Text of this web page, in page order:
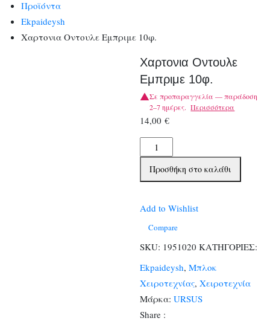
Προϊόντα
Ekpaideysh
Χαρτονια Οντουλε Εμπριμε 10φ.
Χαρτονια Οντουλε
Εμπριμε 10φ.
Σε προπαραγγελία — παράδοση
2–7 ημέρες. Περισσότερα
14,00€
Χαρτονια
Οντουλε
Εμπριμε
ποσότητα
Προσθήκη στο καλάθι
Add to Wishlist
Compare
SKU: 1951020 ΚΑΤΗΓΟΡΙΕΣ:
Ekpaideysh,Μπλοκ
Χειροτεχνίας,Χειροτεχνία
Μάρκα:URSUS
Share :